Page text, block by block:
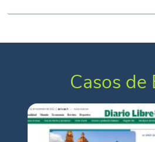
Casos de